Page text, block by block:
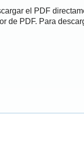
el PDF
de PDF. Para